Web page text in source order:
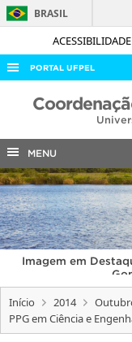
ACESSIBILIDADE
BRASIL
PORTAL UFPEL
ACESSO À INFORMAÇÃO
COBALTO
CONCURSOS
EDITAIS
INTERNACIONAL
OUVIDORIA
PORTARIAS
TELEFONES
MENU
Imagem em
Início 2014
PPG em Ciência e